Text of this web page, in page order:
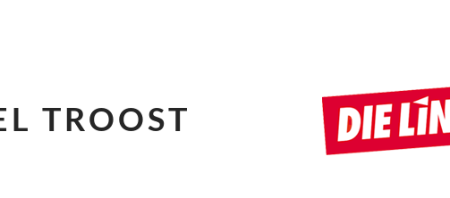
TROOST